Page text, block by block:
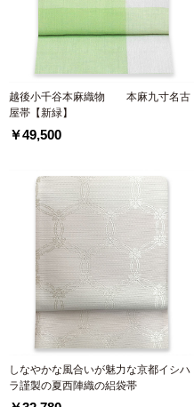
越後小千谷本麻織物 本麻九寸名古
屋帯【新緑】
￥49,500
しなやかな風合いが魅力な京都イシハ
ラ謹製の夏西陣織の絽袋帯